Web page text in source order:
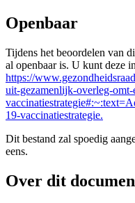
Openbaar
Tijdens het beoordelen van
al openbaar is. U kunt deze
https://
uit-gezamenlijk-overleg-
19-vaccinatiestrategie.
Dit bestand zal spoedig
eens.
Over dit